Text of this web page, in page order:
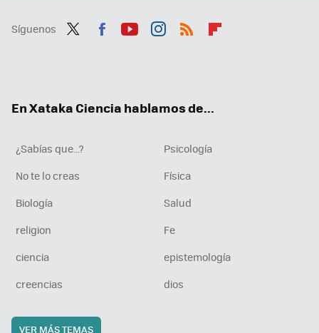
Síguenos
En Xataka Ciencia hablamos de...
¿Sabías que...?
Psicología
No te lo creas
Física
Biología
Salud
religion
Fe
ciencia
epistemología
creencias
dios
VER MÁS TEMAS